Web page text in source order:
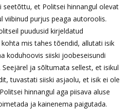
seetõttu, et Politsei hinnangul olevat
viibinud purjus peaga autoroolis.
puudusid kirjeldatud
mis tahes tõendid, allutati isik
koduhoovis siiski joobeseisundi
ja sõltumata sellest, et isikul
tuvastati siiski asjaolu, et isik ei ole
hinnangul aga piisava aluse
ja kainenema paigutada.